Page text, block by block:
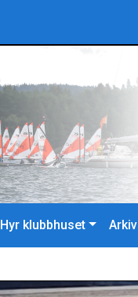
Hyr klubbhuset Arkiv